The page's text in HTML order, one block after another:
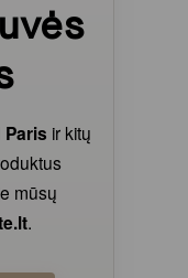
Paris ir kitų
mūsų
.